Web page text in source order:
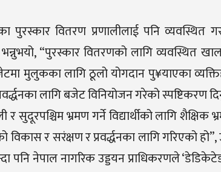
पुरस्कार वितरण प्रणालीलाई पनि व्यवस्थित
“पुरस्कार वितरणको लागि व्यवस्थित
मुलुकका लागि ठूलो योगदान पु¥याएका
लागि बजेट विनियोजन गरेको स्पष्टिकरण
सुदूरपश्चिम भ्रमण गर्ने विद्यार्थीको लागि शैक्षिक
र सरंक्षण र प्रवर्द्धनका लागि गरिएको
पनि नेपाल नागरिक उड्डयन प्राधिकरणले